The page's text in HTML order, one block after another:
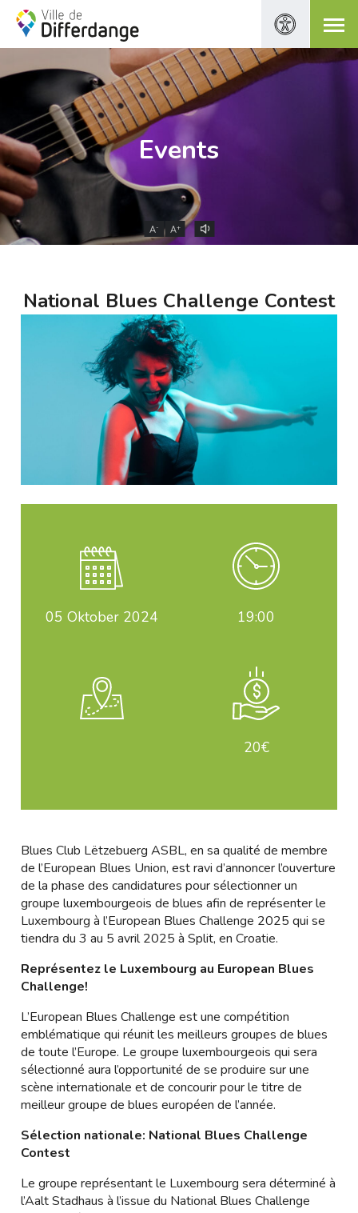
Events
A- A+
National Blues Challenge Contest
05 Oktober 2024 19:00
20€
Blues Club Lëtzebuerg ASBL, en sa qualité de membre
de l’European Blues Union, est ravi d’annoncer l’ouverture
de la phase des candidatures pour sélectionner un
groupe luxembourgeois de blues afin de représenter le
Luxembourg à l’European Blues Challenge 2025 qui se
tiendra du 3 au 5 avril 2025 à Split, en Croatie.
Représentez le Luxembourg au European Blues
Challenge!
L’European Blues Challenge est une compétition
emblématique qui réunit les meilleurs groupes de blues
de toute l’Europe. Le groupe luxembourgeois qui sera
sélectionné aura l’opportunité de se produire sur une
scène internationale et de concourir pour le titre de
meilleur groupe de blues européen de l’année.
Sélection nationale: National Blues Challenge
Contest
Le groupe représentant le Luxembourg sera déterminé à
l’Aalt Stadhaus à l’issue du National Blues Challenge